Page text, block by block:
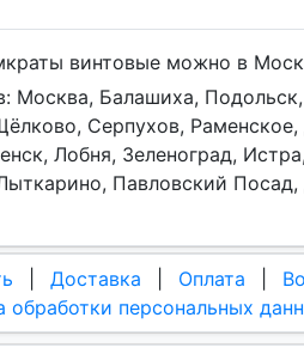
винтовые можно в
Москва, Балашиха,
Серпухов,
Лобня, Зеленоград,
Павловский
Доставка Оплата
обработки персональных